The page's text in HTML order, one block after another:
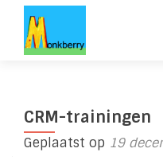
CRM-trainingen
Geplaatst op 19